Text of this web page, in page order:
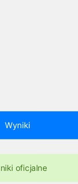
Wyniki
oficjalne